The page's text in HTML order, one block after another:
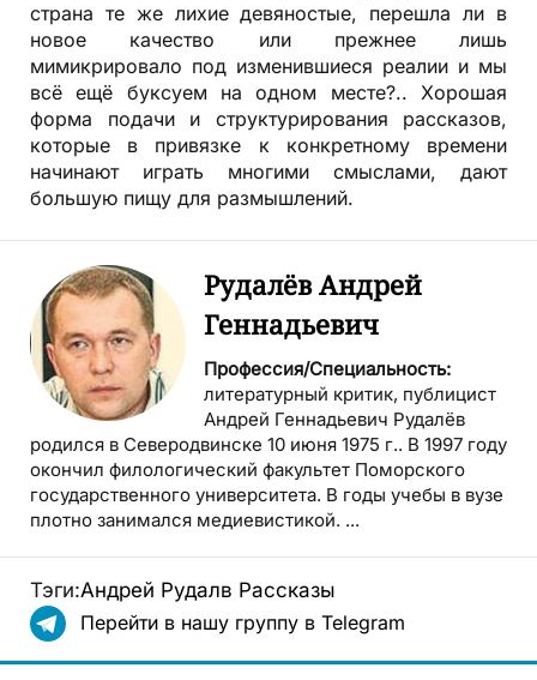
страна те же лихие девяностые, перешла ли в
новое качество или прежнее лишь
мимикрировало под изменившиеся реалии и мы
всё ещё буксуем на одном месте?.. Хорошая
форма подачи и структурирования рассказов,
которые в привязке к конкретному времени
начинают играть многими смыслами, дают
большую пищу для размышлений.
Рудалёв Андрей
Геннадьевич
Профессия/Специальность:
литературный критик, публицист
Андрей Геннадьевич Рудалёв
родился в Северодвинске 10 июня 1975 г.. В 1997 году
окончил филологический факультет Поморского
государственного университета. В годы учебы в вузе
плотно занимался медиевистикой. ...
Тэги:Андрей Рудалв Рассказы
Перейти в нашу группу в Telegram